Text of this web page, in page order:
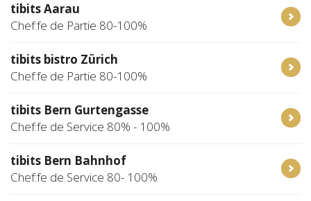
tibits Aarau
Chef:fe de Partie 80-100%
tibits bistro Zürich
Chef:fe de Partie 80-100%
tibits Bern Gurtengasse
Chef:fe de Service 80% - 100%
tibits Bern Bahnhof
Chef:fe de Service 80- 100%